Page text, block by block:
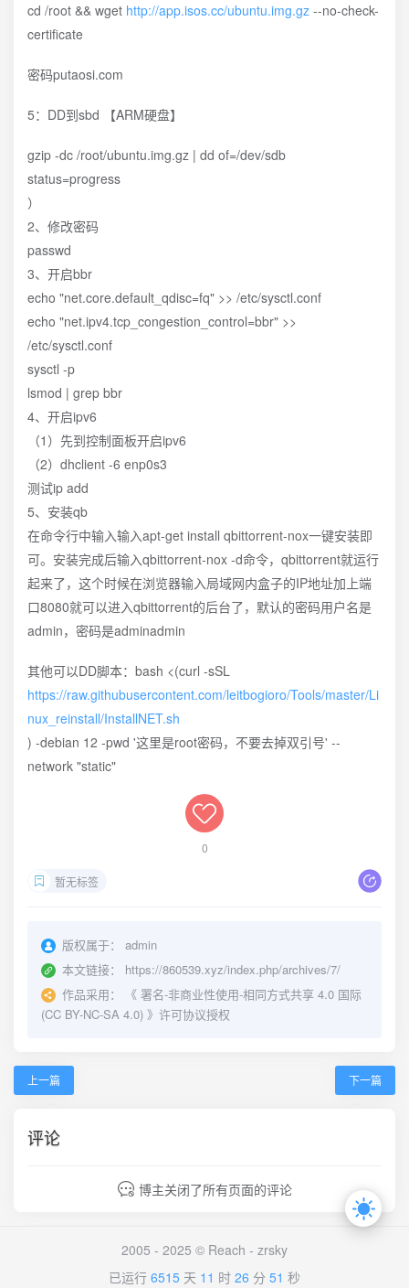
cd /root && wget http://app.isos.cc/ubuntu.img.gz --no-check-
certificate
密码putaosi.com
5：DD到sbd 【ARM硬盘】
gzip -dc /root/ubuntu.img.gz | dd of=/dev/sdb
status=progress
）
2、修改密码
passwd
3、开启bbr
echo "net.core.default_qdisc=fq" >> /etc/sysctl.conf
echo "net.ipv4.tcp_congestion_control=bbr" >>
/etc/sysctl.conf
sysctl -p
lsmod | grep bbr
4、开启ipv6
（1）先到控制面板开启ipv6
（2）dhclient -6 enp0s3
测试ip add
5、安装qb
在命令行中输入输入apt-get install qbittorrent-nox一键安装即
可。安装完成后输入qbittorrent-nox -d命令，qbittorrent就运行
起来了，这个时候在浏览器输入局域网内盒子的IP地址加上端
口8080就可以进入qbittorrent的后台了，默认的密码用户名是
admin，密码是adminadmin
其他可以DD脚本：bash <(curl -sSL
https://raw.githubusercontent.com/leitbogioro/Tools/master/Li
nux_reinstall/InstallNET.sh
) -debian 12 -pwd '这里是root密码，不要去掉双引号' --
network "static"
0
暂无标签
版权属于：
admin
本文链接：
https://860539.xyz/index.php/archives/7/
作品采用：
《 署名-非商业性使用-相同方式共享 4.0 国际
(CC BY-NC-SA 4.0) 》许可协议授权
上一篇 下一篇
评论
博主关闭了所有页面的评论
2005 - 2025 © Reach - zrsky
已运行 6515 天 11 时 26 分 51 秒